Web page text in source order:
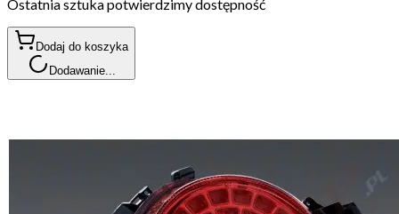
Ostatnia sztuka potwierdzimy dostępność
Dodaj do koszyka
Dodawanie...